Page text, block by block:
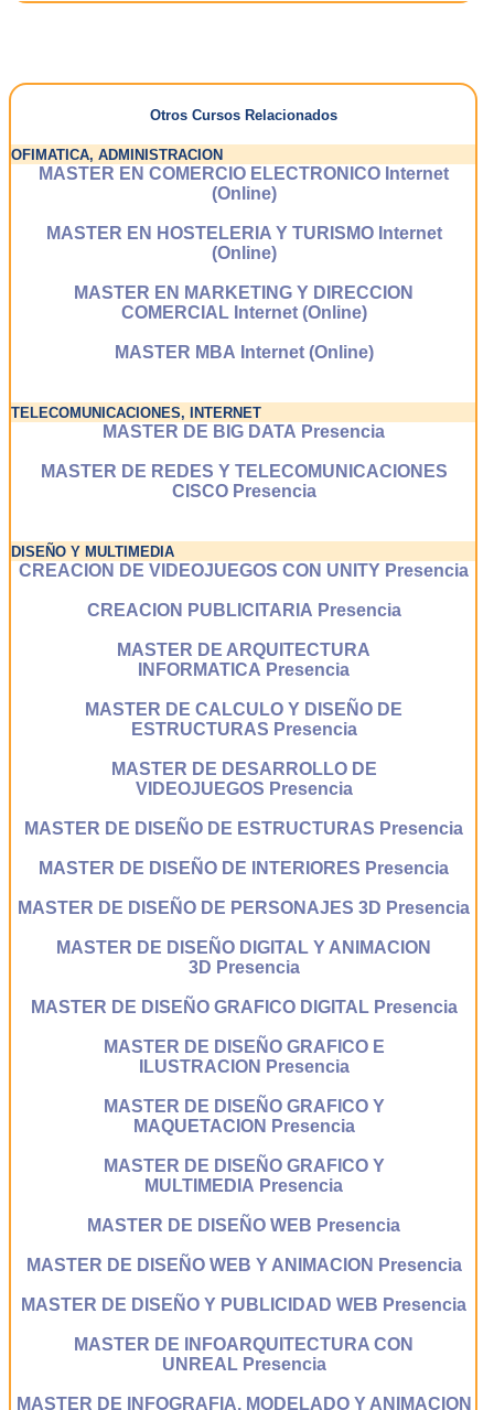
Otros Cursos Relacionados
OFIMATICA, ADMINISTRACION
MASTER EN COMERCIO ELECTRONICO Internet
(Online)
MASTER EN HOSTELERIA Y TURISMO Internet
(Online)
MASTER EN MARKETING Y DIRECCION
COMERCIAL Internet (Online)
MASTER MBA Internet (Online)
TELECOMUNICACIONES, INTERNET
MASTER DE BIG DATA Presencia
MASTER DE REDES Y TELECOMUNICACIONES
CISCO Presencia
DISEÑO Y MULTIMEDIA
CREACION DE VIDEOJUEGOS CON UNITY Presencia
CREACION PUBLICITARIA Presencia
MASTER DE ARQUITECTURA
INFORMATICA Presencia
MASTER DE CALCULO Y DISEÑO DE
ESTRUCTURAS Presencia
MASTER DE DESARROLLO DE
VIDEOJUEGOS Presencia
MASTER DE DISEÑO DE ESTRUCTURAS Presencia
MASTER DE DISEÑO DE INTERIORES Presencia
MASTER DE DISEÑO DE PERSONAJES 3D Presencia
MASTER DE DISEÑO DIGITAL Y ANIMACION
3D Presencia
MASTER DE DISEÑO GRAFICO DIGITAL Presencia
MASTER DE DISEÑO GRAFICO E
ILUSTRACION Presencia
MASTER DE DISEÑO GRAFICO Y
MAQUETACION Presencia
MASTER DE DISEÑO GRAFICO Y
MULTIMEDIA Presencia
MASTER DE DISEÑO WEB Presencia
MASTER DE DISEÑO WEB Y ANIMACION Presencia
MASTER DE DISEÑO Y PUBLICIDAD WEB Presencia
MASTER DE INFOARQUITECTURA CON
UNREAL Presencia
MASTER DE INFOGRAFIA, MODELADO Y ANIMACION